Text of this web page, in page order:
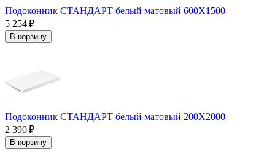
Подоконник СТАНДАРТ белый матовый 600Х1500
5 254 ₽
В корзину
Подоконник СТАНДАРТ белый матовый 200Х2000
2 390 ₽
В корзину